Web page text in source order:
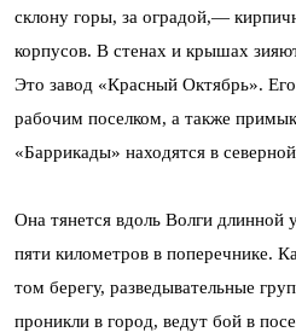
склону горы, за оградой,—
корпусов. В стенах и крышах
Это завод «Красный Октябрь».
рабочим поселком, а также
«Баррикады» находятся в
Она тянется вдоль Волги длинной
пяти километров в поперечнике.
том берегу, разведывательные
проникли в город, ведут бой в